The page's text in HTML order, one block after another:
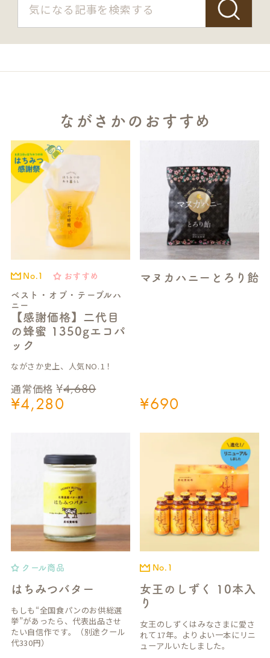
ながさかのおすすめ
ベスト・オブ・テーブルハ
ニー
【感謝価格】二代目
の蜂蜜 1350gエコパ
ック
No.1 おすすめ
通常価格 ¥4,680
¥4,280
ながさか史上、人気NO.1！
マヌカハニーとろり飴
¥690
はちみつバター
クール商品
もしも“全国食パンのお供総選
挙”があったら、代表出品させ
たい自信作です。（別途クール
代330円）
女王のしずく 10本入
り
No.1
女王のしずくはみなさまに愛さ
れて17年。よりよい一本にリニ
ューアルいたしました。